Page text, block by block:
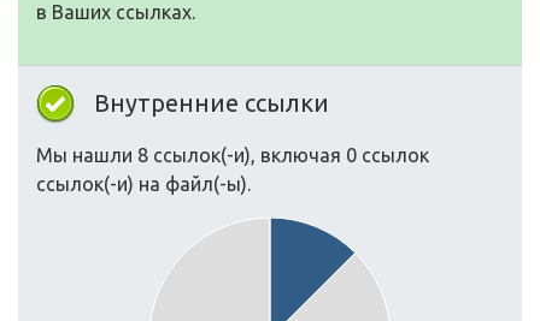
в Ваших ссылках.
Внутренние ссылки
Мы нашли 8 ссылок(-и), включая 0 ссылок
ссылок(-и) на файл(-ы).